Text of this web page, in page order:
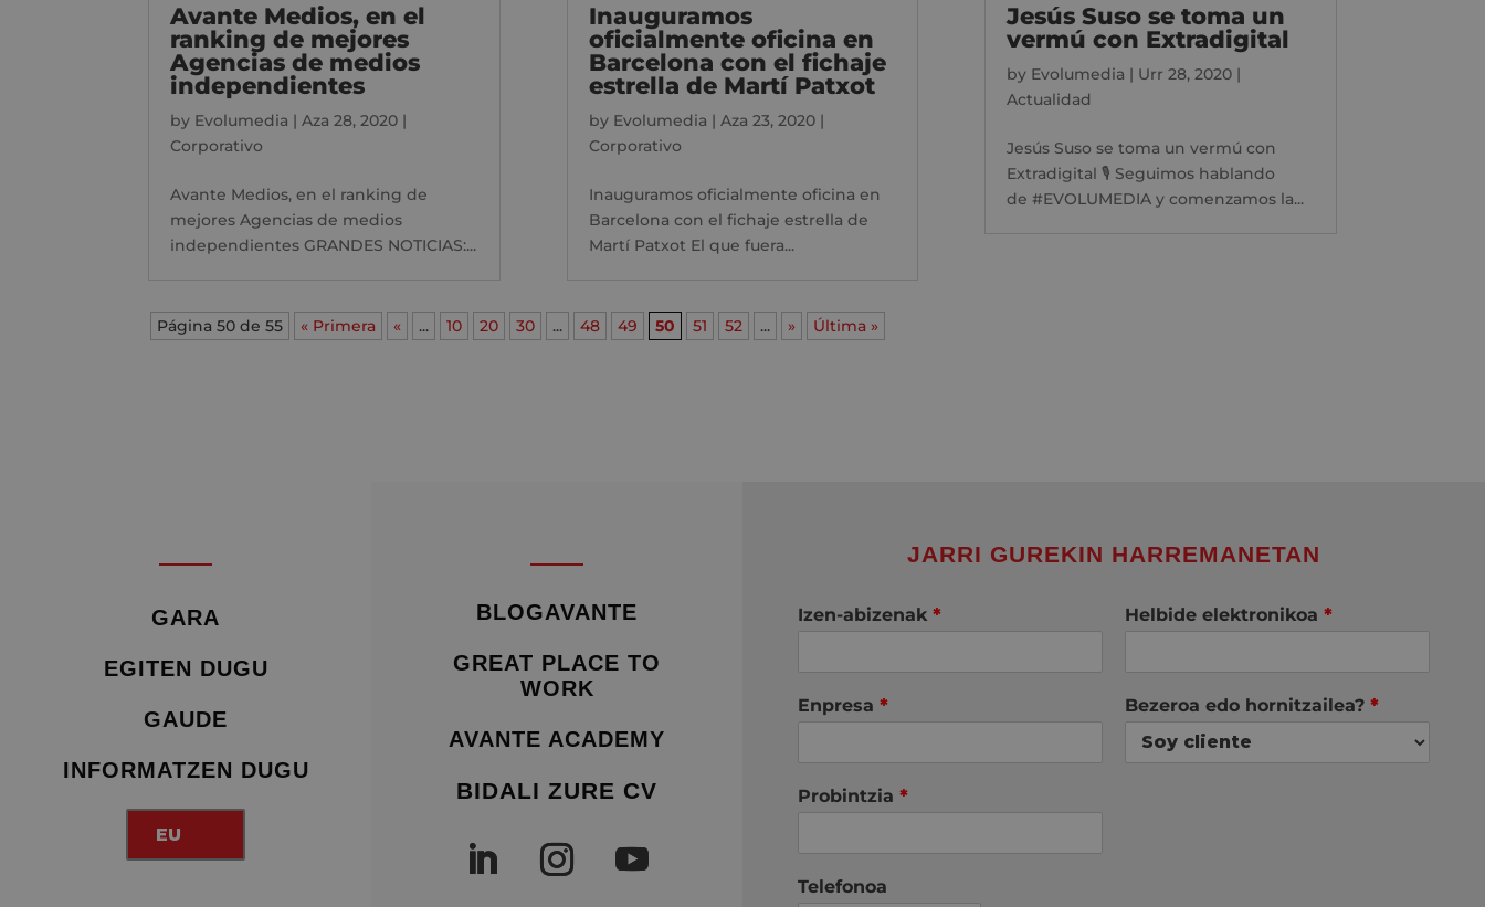
Avante Medios, en el
ranking de mejores
Agencias de medios
independientes
by Evolumedia |Aza 28, 2020 |
Corporativo
Avante Medios, en el ranking de
mejores Agencias de medios
independientes GRANDES NOTICIAS:...
Inauguramos
oficialmente oficina en
Barcelona con el fichaje
estrella de Martí Patxot
by Evolumedia | Aza 23, 2020|
Corporativo
Inauguramos oficialmente oficina en
Barcelona con el fichaje estrella de
Martí Patxot El que fuera...
Jesús Suso se toma un
vermú con Extradigital
by Evolumedia | Urr 28, 2020|
Actualidad
Jesús Suso se toma un vermú con
Extradigital 🎙 Seguimos hablando
de #EVOLUMEDIA y comenzamos la...
Página 50 de 55 « Primera « ... 10 20 30 ... 48 49 50 51 52 ... » Última »
GARA
EGITEN DUGU
GAUDE
INFORMATZEN DUGU
EU
BLOGAVANTE
GREAT PLACE TO
WORK
AVANTE ACADEMY
BIDALI ZURE CV
JARRI GUREKIN HARREMANETAN
Izen-abizenak * Helbide elektronikoa *
Enpresa * Bezeroa edo hornitzailea? *
Probintzia *
Telefonoa